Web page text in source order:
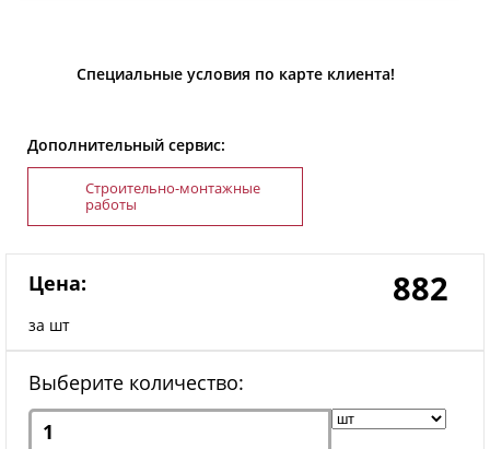
Специальные условия по карте клиента!
Дополнительный сервис:
Строительно-монтажные
работы
Цена:
за шт
882
Выберите количество: